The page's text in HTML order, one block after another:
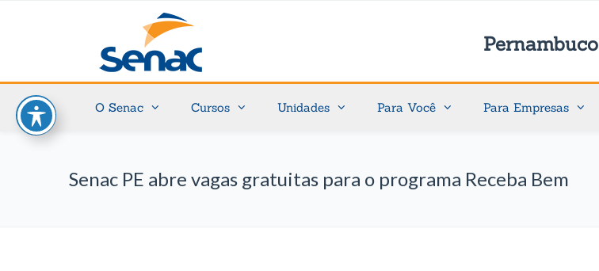
Pernambuco
O Senac Cursos Unidades Para Você Para Empresas
Senac PE abre vagas gratuitas para o programa Receba Bem